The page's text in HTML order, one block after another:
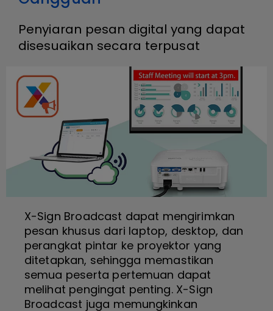
Penyiaran pesan digital yang dapat
disesuaikan secara terpusat
X-Sign Broadcast dapat mengirimkan
pesan khusus dari laptop, desktop, dan
perangkat pintar ke proyektor yang
ditetapkan, sehingga memastikan
semua peserta pertemuan dapat
melihat pengingat penting. X-Sign
Broadcast juga memungkinkan